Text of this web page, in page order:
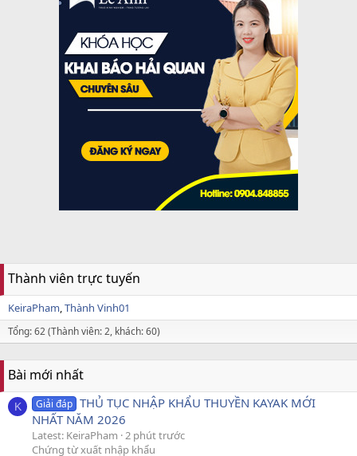
Thành viên trực tuyến
KeiraPham Thành Vinh01
Tổng: 62 (Thành viên: 2, khách: 60)
Bài mới nhất
K Giải đáp THỦ TỤC NHẬP KHẨU THUYỀN KAYAK MỚI
NHẤT NĂM 2026
Latest: KeiraPham 2 phút trước
Chứng từ xuất nhập khẩu